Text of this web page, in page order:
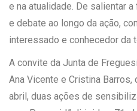
e na atualidade. De salientar
e debate ao longo da ação,
interessado e conhecedor da
A convite da Junta de
Ana Vicente e Cristina Barros,
abril, duas ações de